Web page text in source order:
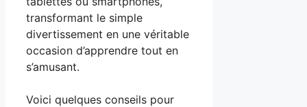
transformant le simple
divertissement en une véritable
occasion d’apprendre tout en
s’amusant.
Voici quelques conseils pour